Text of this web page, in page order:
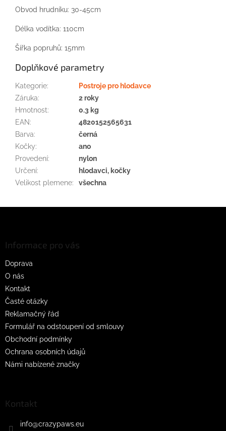
Obvod hrudníku: 30-45cm
Délka vodítka: 110cm
Šířka popruhů: 15mm
Doplňkové parametry
Kategorie:
Postroje pro hlodavce
Záruka:
2 roky
Hmotnost:
0.3 kg
EAN:
4820152565631
Barva:
černá
Kočky:
ano
Provedení:
nylon
Určení:
hlodavci, kočky
Velikost plemene: všechna
Informace pro vás
Doprava
O nás
Kontakt
Časté otázky
Reklamačný řád
Formulář na odstoupení od smlouvy
Obchodní podmínky
Ochrana osobních údajů
Námi nabízené značky
Kontakt
info@crazypaws.eu